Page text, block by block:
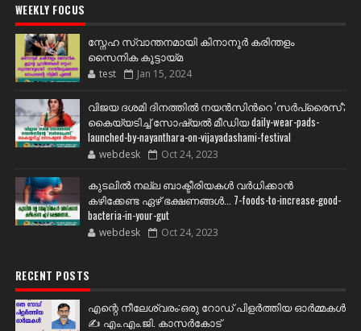
WEEKLY FOCUS
സ്നേഹ സ്വാന്തനമായി കിനാനൂർ കരിന്തളം
സൈനിക കൂട്ടായ്മ
test Jan 15, 2024
വിജയ ദശമി ദിനത്തില്‍ നയന്‍സിന്‍റെ 'സര്‍പ്രൈസ്';
കൈയ്യടിച്ച് സോഷ്യല്‍ മീഡിയ daily-wear-pads-
launched-by-nayanthara-on-vijayadashami-festival
webdesk Oct 24, 2023
കുടലിൽ നല്ല ബാക്ടീരിയകൾ വര്‍ധിക്കാന്‍
കഴിക്കേണ്ട ഏഴ് ഭക്ഷണങ്ങള്‍... 7-foods-to-increase-good-
bacteria-in-your-gut
webdesk Oct 24, 2023
RECENT POSTS
എന്റെ നീലേശ്വരം:ഒരു റോഡ് പിളർത്തിയ ഓർമ്മകൾ
✍️ എം.എം.ജി. കാസർകോട്